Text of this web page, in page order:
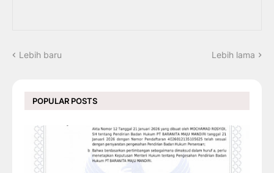
Lebih baru Lebih lama
POPULAR POSTS